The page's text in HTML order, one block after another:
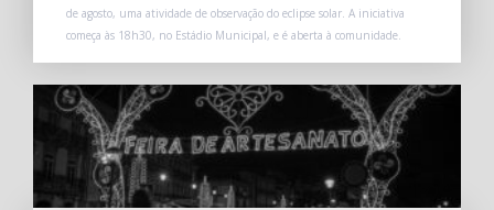
de agosto, uma atividade de observação do eclipse solar. A iniciativa
começa às 18h30, no Estádio Municipal, e é aberta à comunidade.